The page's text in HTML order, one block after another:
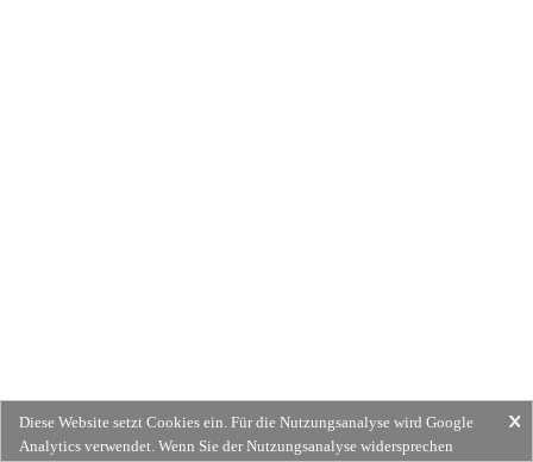
Diese Website setzt Cookies ein. Für die Nutzungsanalyse wird Google
Analytics verwendet. Wenn Sie der Nutzungsanalyse widersprechen